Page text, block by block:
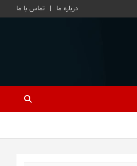
درباره ما تماس با ما